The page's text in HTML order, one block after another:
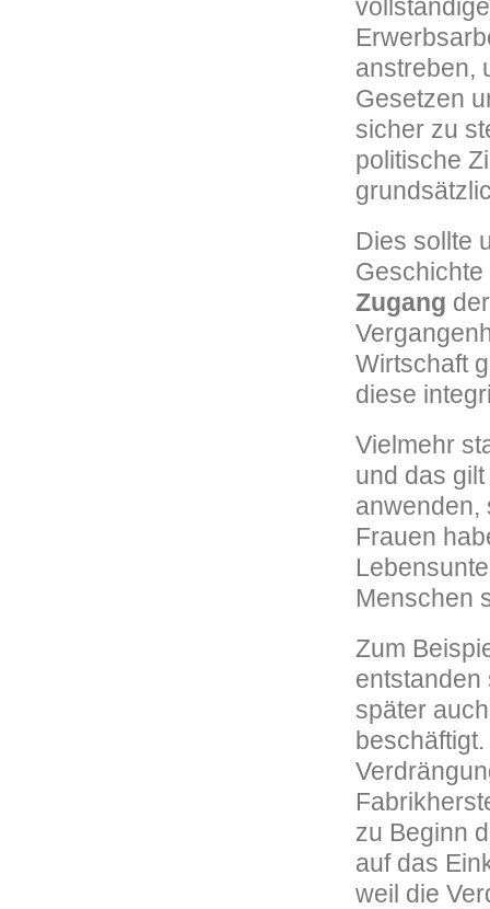
anstreben,
Gesetzen
sicher zu
politische
Dies sollte
Zugang
Wirtschaft
diese
Vielmehr
und das
anwenden,
Frauen
Menschen
Zum
entstanden
später
zu Beginn
auf das
weil die